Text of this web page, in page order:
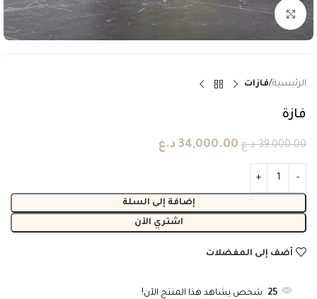
انقر للتكبير
الرئيسية فازات
فازة
39,000.00 د.ع 34,000.00 د.ع
إضافة إلى السلة
اشتري الآن
أضف إلى المفضلات
25 شخص يشاهد هذا المنتج الآن!